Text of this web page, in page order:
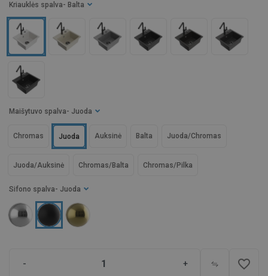
Sifono spalva - Juoda
Kriauklės spalva - Balta
Maišytuvo spalva - Juoda
Balta
Juoda
Chromas Auksinė
Chromas/Balta Chromas/Pilka
Juoda/Chromas
Juoda/Auksinė
- + favorite_border